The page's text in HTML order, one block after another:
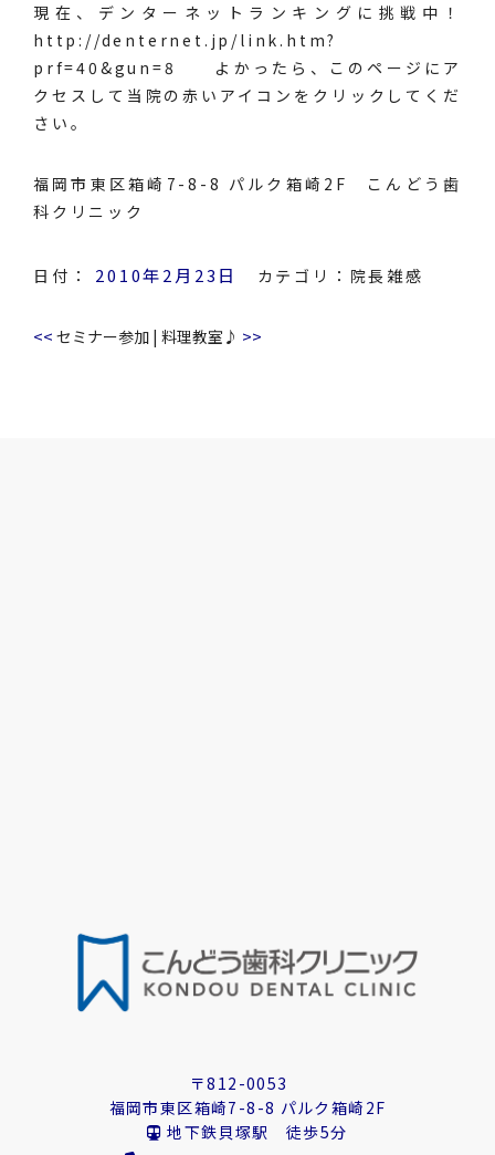
現在、デンターネットランキングに挑戦中！
http://denternet.jp/link.htm?
prf=40&gun=8
よかったら、このページにア
クセスして当院の赤いアイコンをクリックしてくだ
さい。
福岡市東区箱崎7-8-8 パルク箱崎2F こんどう歯
科クリニック
日付： 2010年2月23日 カテゴリ： 院長雑感
<< セミナー参加 | 料理教室♪ >>
〒812-0053
福岡市東区箱崎7-8-8 パルク箱崎2F
地下鉄貝塚駅 徒歩5分